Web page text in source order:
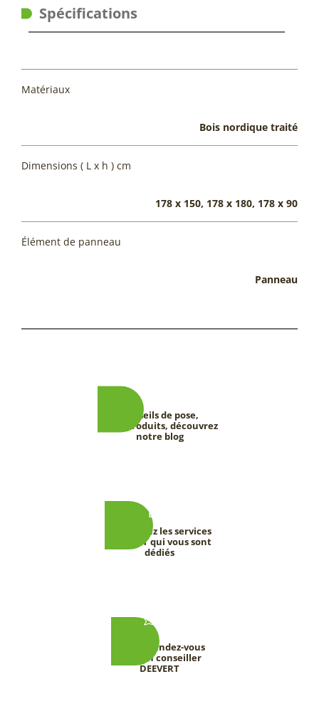
Spécifications
Matériaux
Bois nordique traité
Dimensions ( L x h ) cm
178 x 150, 178 x 180, 178 x 90
Élément de panneau
Panneau
Conseils de pose,
tests produits, découvrez
notre blog
Découvrez les services
DEEVERT qui vous sont
dédiés
Prenez rendez-vous
avec un conseiller
DEEVERT